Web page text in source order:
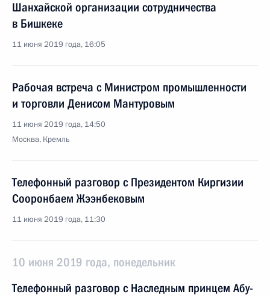
Шанхайской организации сотрудничества
в Бишкеке
11 июня 2019 года, 16:05
Рабочая встреча с Министром промышленности
и торговли Денисом Мантуровым
11 июня 2019 года, 14:50
Москва, Кремль
Телефонный разговор с Президентом Киргизии
Сооронбаем Жээнбековым
11 июня 2019 года, 11:30
10 июня 2019 года, понедельник
Телефонный разговор с Наследным принцем Абу-